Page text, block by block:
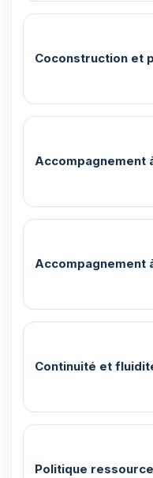
Coconstruction et
Accompagnement
Accompagnement
Continuité et
Politique